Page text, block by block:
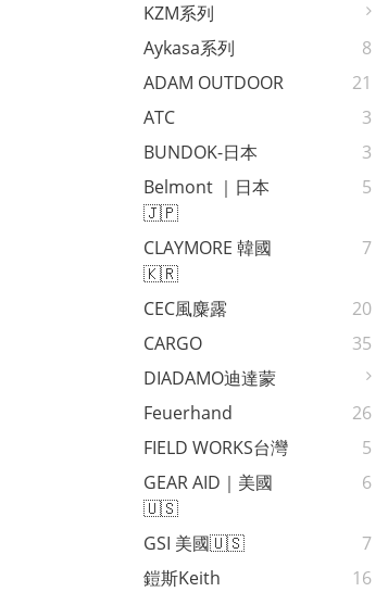
KZM系列
Aykasa系列
8
ADAM OUTDOOR
21
ATC
3
BUNDOK-日本
3
Belmont ｜日本
🇯🇵
5
CLAYMORE 韓國
🇰🇷
7
CEC風麋露
20
CARGO
35
DIADAMO迪達蒙
Feuerhand
26
FIELD WORKS台灣
5
GEAR AID｜美國
🇺🇸
6
GSI 美國🇺🇸
7
鎧斯Keith
16